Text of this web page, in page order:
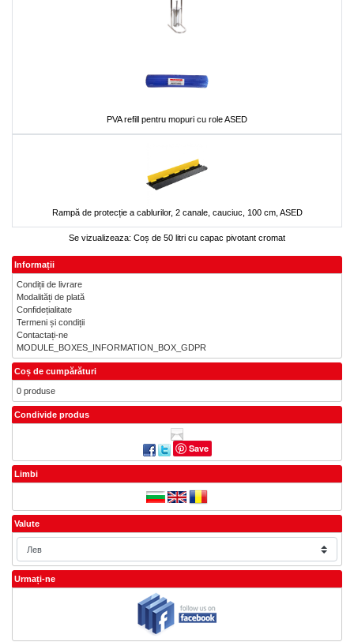
PVA refill pentru mopuri cu role ASED
Rampă de protecție a cablurilor, 2 canale, cauciuc, 100 cm, ASED
Se vizualizeaza: Coș de 50 litri cu capac pivotant cromat
Informații
Condiții de livrare
Modalități de plată
Confidețialitate
Termeni și condiții
Contactați-ne
MODULE_BOXES_INFORMATION_BOX_GDPR
Coș de cumpărături
0 produse
Condivide produs
Save
Limbi
Valute
Urmați-ne